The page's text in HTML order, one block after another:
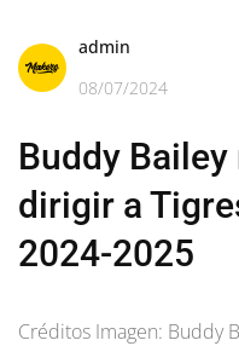
admin
08/07/2024
Buddy
dirigir a
2024-2025
Créditos Imagen: Buddy